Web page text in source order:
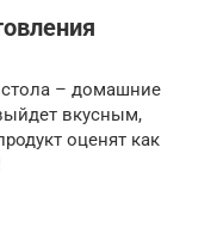
– домашние
вкусным,
оценят как